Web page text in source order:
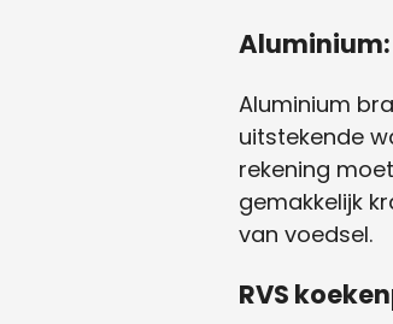
Aluminium:
Aluminium
uitstekende
rekening
gemakkelijk
van voedsel.
RVS